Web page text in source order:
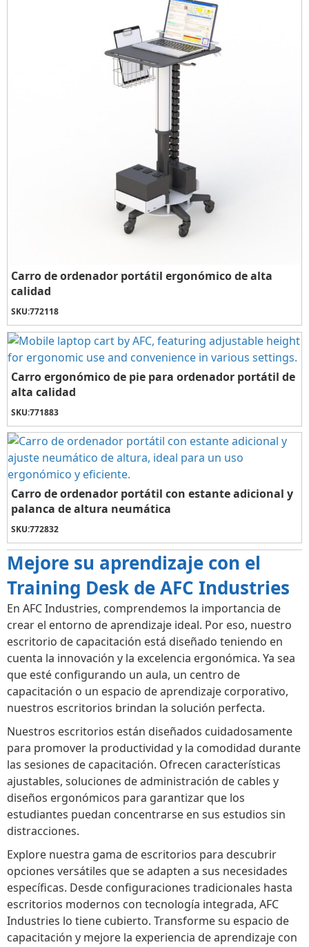
Carro de ordenador portátil ergonómico de alta
calidad
SKU:772118
Carro ergonómico de pie para ordenador portátil de
alta calidad
SKU:771883
Carro de ordenador portátil con estante adicional y
palanca de altura neumática
SKU:772832
Mejore su aprendizaje con el
Training Desk de AFC Industries
En AFC Industries, comprendemos la importancia de
crear el entorno de aprendizaje ideal. Por eso, nuestro
escritorio de capacitación está diseñado teniendo en
cuenta la innovación y la excelencia ergonómica. Ya sea
que esté configurando un aula, un centro de
capacitación o un espacio de aprendizaje corporativo,
nuestros escritorios brindan la solución perfecta.
Nuestros escritorios están diseñados cuidadosamente
para promover la productividad y la comodidad durante
las sesiones de capacitación. Ofrecen características
ajustables, soluciones de administración de cables y
diseños ergonómicos para garantizar que los
estudiantes puedan concentrarse en sus estudios sin
distracciones.
Explore nuestra gama de escritorios para descubrir
opciones versátiles que se adapten a sus necesidades
específicas. Desde configuraciones tradicionales hasta
escritorios modernos con tecnología integrada, AFC
Industries lo tiene cubierto. Transforme su espacio de
capacitación y mejore la experiencia de aprendizaje con